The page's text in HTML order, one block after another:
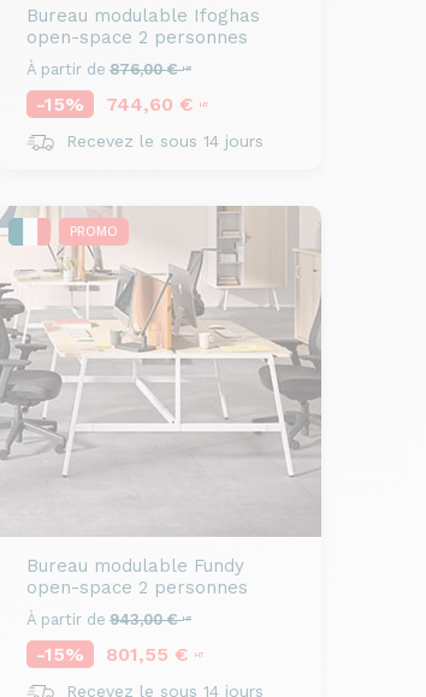
Bureau modulable Ifoghas
open-space 2 personnes
À partir de 876,00 €HT
-15% 744,60 € HT
Recevez le sous 14 jours
PROMO
Bureau modulable Fundy
open-space 2 personnes
À partir de 943,00 €HT
-15% 801,55 € HT
Recevez le sous 14 jours